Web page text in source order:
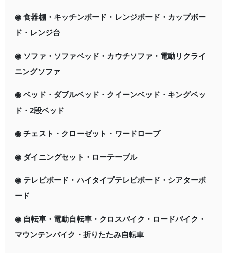
◉ 食器棚・キッチンボード・レンジボード・カップボー
ド・レンジ台
◉ ソファ・ソファベッド・カウチソファ・電動リクライ
ニングソファ
◉ ベッド・ダブルベッド・クイーンベッド・キングベッ
ド・2段ベッド
◉ チェスト・クローゼット・ワードローブ
◉ ダイニングセット・ローテーブル
◉ テレビボード・ハイタイプテレビボード・シアターボ
ード
◉ 自転車・電動自転車・クロスバイク・ロードバイク・
マウンテンバイク・折りたたみ自転車